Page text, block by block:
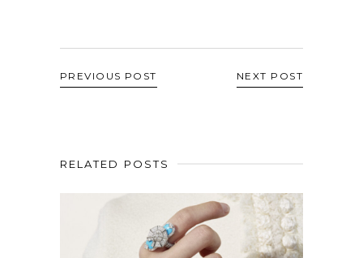
PREVIOUS POST NEXT POST
RELATED POSTS